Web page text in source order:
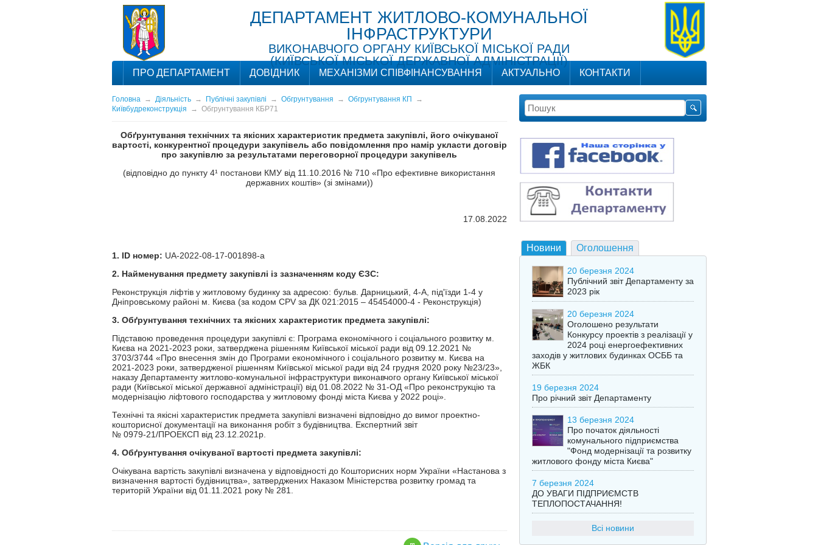
ДЕПАРТАМЕНТ ЖИТЛОВО-КОМУНАЛЬНОЇ
ІНФРАСТРУКТУРИ
ВИКОНАВЧОГО ОРГАНУ КИЇВСЬКОЇ МІСЬКОЇ РАДИ
(КИЇВСЬКОЇ МІСЬКОЇ ДЕРЖАВНОЇ АДМІНІСТРАЦІЇ)
ПРО ДЕПАРТАМЕНТ ДОВІДНИК МЕХАНІЗМИ СПІВФІНАНСУВАННЯ АКТУАЛЬНО КОНТАКТИ
Головна→ Діяльність→ Публічні закупівлі → Обгрунтування → Обгрунтування КП
→
Київбудреконструкція → Обгрунтування КБР71
Обґрунтування технічних та якісних характеристик предмета закупівлі, його очікуваної
вартості, конкурентної процедури закупівель або повідомлення про намір укласти договір
про закупівлю за результатами переговорної процедури закупівель
(відповідно до пункту 4¹ постанови КМУ від 11.10.2016 № 710 «Про ефективне використання
державних коштів» (зі змінами))
17.08.2022
1. ID номер: UA-2022-08-17-001898-a
2. Найменування предмету закупівлі із зазначенням коду ЄЗС:
Реконструкція ліфтів у житловому будинку за адресою: бульв. Дарницький, 4-А, під'їзди 1-4 у
Дніпровському районі м. Києва (за кодом CPV за ДК 021:2015 – 45454000-4 - Реконструкція)
3. Обґрунтування технічних та якісних характеристик предмета закупівлі:
Підставою проведення процедури закупівлі є: Програма економічного і соціального розвитку м.
Києва на 2021-2023 роки, затверджена рішенням Київської міської ради від 09.12.2021 №
3703/3744 «Про внесення змін до Програми економічного і соціального розвитку м. Києва на
2021-2023 роки, затвердженої рішенням Київської міської ради від 24 грудня 2020 року №23/23»,
наказу Департаменту житлово-комунальної інфраструктури виконавчого органу Київської міської
ради (Київської міської державної адміністрації) від 01.08.2022 № 31-ОД «Про реконструкцію та
модернізацію ліфтового господарства у житловому фонді міста Києва у 2022 році».
Технічні та якісні характеристик предмета закупівлі визначені відповідно до вимог проектно-
кошторисної документації на виконання робіт з будівництва. Експертний звіт
№ 0979-21/ПРОЕКСП від 23.12.2021р.
4. Обґрунтування очікуваної вартості предмета закупівлі:
Очікувана вартість закупівлі визначена у відповідності до Кошторисних норм України «Настанова з
визначення вартості будівництва», затверджених Наказом Міністерства розвитку громад та
територій України від 01.11.2021 року № 281.
Новини Оголошення
20 березня 2024
Публічний звіт Департаменту за
2023 рік
20 березня 2024
Оголошено результати
Конкурсу проектів з реалізації у
2024 році енергоефективних
заходів у житлових будинках ОСББ та
ЖБК
19 березня 2024
Про річний звіт Департаменту
13 березня 2024
Про початок діяльності
комунального підприємства
"Фонд модернізації та розвитку
житлового фонду міста Києва"
7 березня 2024
ДО УВАГИ ПІДПРИЄМСТВ
ТЕПЛОПОСТАЧАННЯ!
Всі новини